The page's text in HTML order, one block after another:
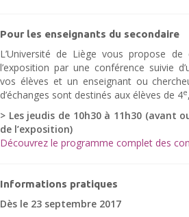
Pour les enseignants du secondaire
L’Université de Liège vous propose
l’exposition par une conférence suivie
vos élèves et un enseignant ou
d’échanges sont destinés aux élèves de 4e
> Les jeudis de 10h30 à 11h30 (avant
de l’exposition)
Découvrez le programme complet des
Informations pratiques
Dès le 23 septembre 2017